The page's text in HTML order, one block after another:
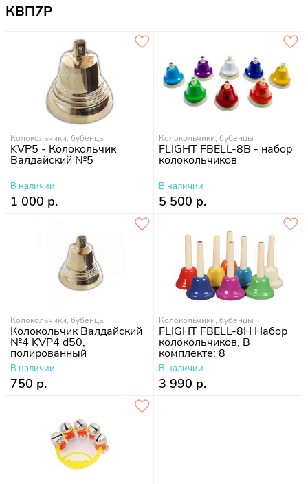
КВП7Р
Колокольчики, бубенцы
KVP5 - Колокольчик
Валдайский №5
В наличии
1 000 р.
Колокольчики, бубенцы
FLIGHT FBELL-8B - набор
колокольчиков
В наличии
5 500 р.
Колокольчики, бубенцы
Колокольчик Валдайский
№4 KVP4 d50,
полированный
В наличии
750 р.
Колокольчики, бубенцы
FLIGHT FBELL-8H Набор
колокольчиков, В
комплекте: 8
колокольчиков (8 нот)
Состав: металл, пластик
В наличии
3 990 р.